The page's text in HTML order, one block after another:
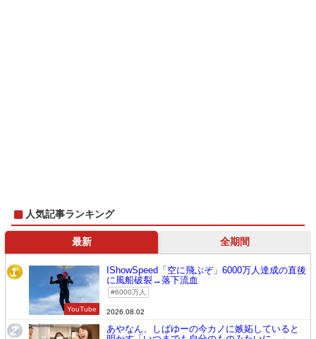
人気記事ランキング
最新 全期間
1
YouTube
IShowSpeed「空に飛ぶぞ」6000万人達成の直後
に風船破裂→落下流血
6000万人
2026.08.02
2
あやなん、しばゆーの今カノに嫉妬していると